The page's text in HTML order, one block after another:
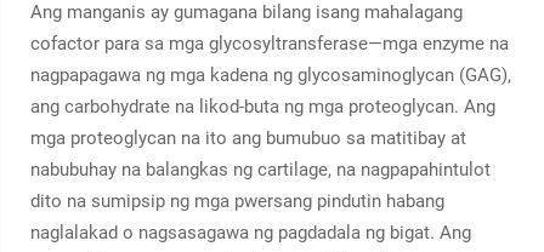
Ang manganis ay gumagana bilang isang mahalagang
cofactor para sa mga glycosyltransferase—mga enzyme na
nagpapagawa ng mga kadena ng glycosaminoglycan (GAG),
ang carbohydrate na likod-buta ng mga proteoglycan. Ang
mga proteoglycan na ito ang bumubuo sa matitibay at
nabubuhay na balangkas ng cartilage, na nagpapahintulot
dito na sumipsip ng mga pwersang pindutin habang
naglalakad o nagsasagawa ng pagdadala ng bigat. Ang